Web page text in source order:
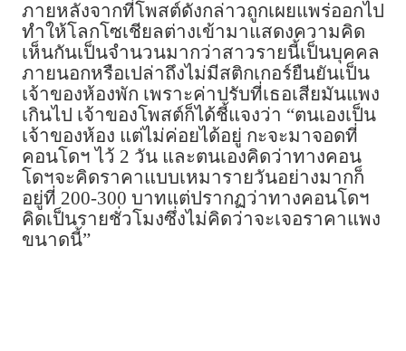
ภายหลังจากที่โพสต์ดังกล่าวถูกเผยแพร่ออกไป
ทำให้โลกโซเชียลต่างเข้ามาแสดงความคิด
เห็นกันเป็นจำนวนมากว่าสาวรายนี้เป็นบุคคล
ภายนอกหรือเปล่าถึงไม่มีสติกเกอร์ยืนยันเป็น
เจ้าของห้องพัก เพราะค่าปรับที่เธอเสียมันแพง
เกินไป เจ้าของโพสต์ก็ได้ชี้แจงว่า “ตนเองเป็น
เจ้าของห้อง แต่ไม่ค่อยได้อยู่ กะจะมาจอดที่
คอนโดฯ ไว้ 2 วัน และตนเองคิดว่าทางคอน
โดฯจะคิดราคาแบบเหมารายวันอย่างมากก็
อยู่ที่ 200-300 บาทแต่ปรากฏว่าทางคอนโดฯ
คิดเป็นรายชั่วโมงซึ่งไม่คิดว่าจะเจอราคาแพง
ขนาดนี้”